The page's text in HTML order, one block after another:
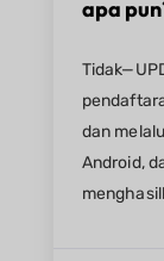
apa
dan
Android,